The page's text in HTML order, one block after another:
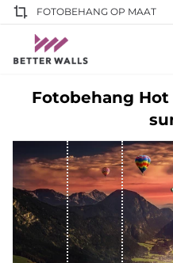
FOTOBEHANG OP MAAT
Fotobehang